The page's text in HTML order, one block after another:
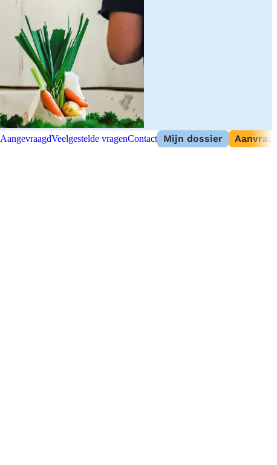
AangevraagdVeelgestelde vragenContact Mijn dossier